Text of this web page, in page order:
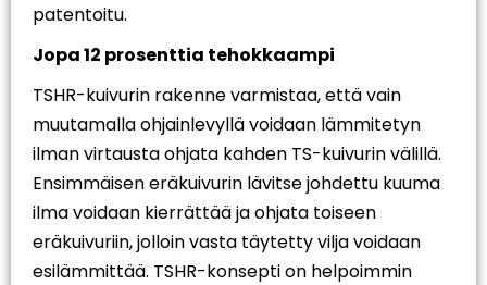
patentoitu.
Jopa 12 prosenttia tehokkaampi
TSHR-kuivurin rakenne varmistaa, että vain
muutamalla ohjainlevyllä voidaan lämmitetyn
ilman virtausta ohjata kahden TS-kuivurin välillä.
Ensimmäisen eräkuivurin lävitse johdettu kuuma
ilma voidaan kierrättää ja ohjata toiseen
eräkuivuriin, jolloin vasta täytetty vilja voidaan
esilämmittää. TSHR-konsepti on helpoimmin